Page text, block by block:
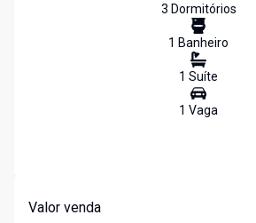
3 Dormitórios
1 Banheiro
1 Suíte
1 Vaga
Valor venda